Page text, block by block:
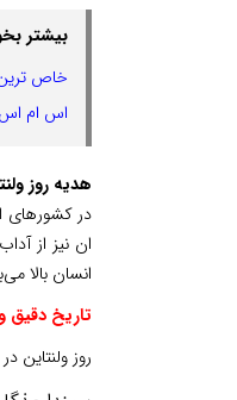
بیشتر
خاص
اس ام اس
هدیه روز
در کشورهای
ان نیز از
انسان بالا
تاریخ دقیق
روز ولنتاین در